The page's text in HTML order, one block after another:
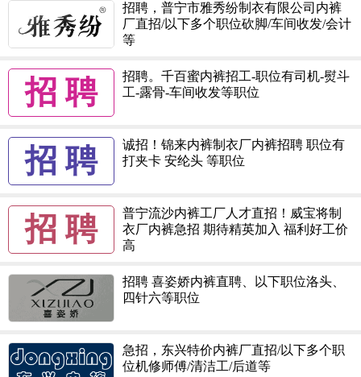
招聘，普宁市雅秀纷制衣有限公司内裤
厂直招/以下多个职位砍脚/车间收发/会计
等
招 聘
招聘。千百蜜内裤招工-职位有司机-熨斗
工-露骨-车间收发等职位
招 聘
诚招！锦来内裤制衣厂内裤招聘 职位有
打夹卡 安纶头 等职位
招 聘
普宁流沙内裤工厂人才直招！威宝将制
衣厂内裤急招 期待精英加入 福利好工价
高
招聘 喜姿娇内裤直聘、以下职位洛头、
四针六等职位
急招，东兴特价内裤厂直招/以下多个职
位机修师傅/清洁工/后道等